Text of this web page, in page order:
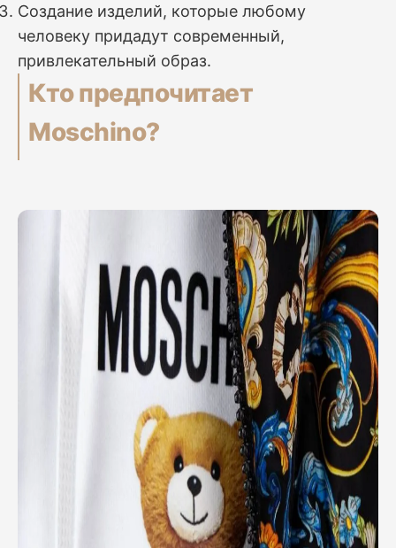
Создание изделий, которые любому
человеку придадут современный,
привлекательный образ.
Кто предпочитает
Moschino?